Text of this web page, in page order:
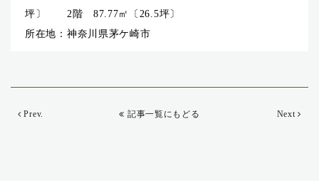
坪〕 2階 87.77㎡〔26.5坪〕
所在地
神奈川県茅ケ崎市
記事一覧にもどる
Prev. Next